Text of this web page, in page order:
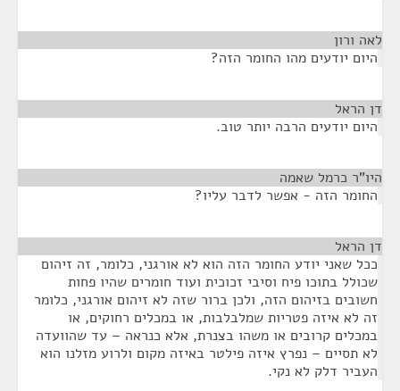
לאה ורון
היום יודעים מהו החומר הזה?
דן הראל
היום יודעים הרבה יותר טוב.
היו"ר כרמל שאמה
החומר הזה - אפשר לדבר עליו?
דן הראל
ככל שאני יודע החומר הזה הוא לא אורגני, כלומר, זה זיהום
שכולל בתוכו פיח וסיבי זכוכית ועוד חומרים שהיו פחות
חשובים בזיהום הזה, ולכן ברור שזה לא זיהום אורגני, כלומר
זה לא איזה פטריות שמלבלבות, או במכלים רחוקים, או
במכלים קרובים או משהו בצנרת, אלא כנראה – עד שהוועדה
לא תסיים – נפרץ איזה פילטר באיזה מקום ולרוע מזלנו הוא
העביר דלק לא נקי.